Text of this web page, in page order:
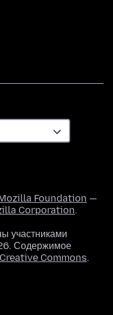
Foundation —
Corporation.
участниками
Содержимое
Commons.